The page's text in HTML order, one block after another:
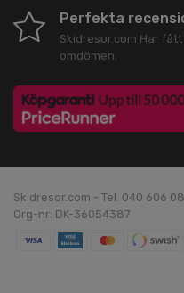
Perfekta
Skidresor.com Har fått
omdömen.
Skidresor.com - Tel. 040 606
Org-nr: DK-36054387